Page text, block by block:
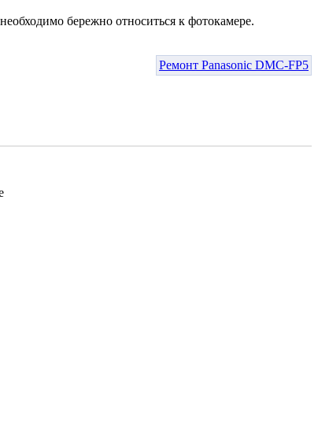
бережно относиться к фотокамере.
Ремонт Panasonic DMC-FP5